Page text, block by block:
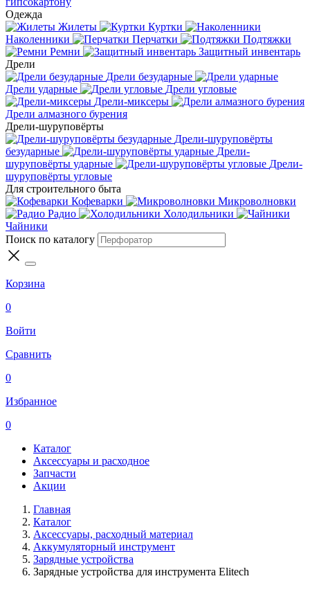
Одежда
Жилеты
Куртки
Наколенники
Перчатки
Подтяжки
Ремни
Защитный инвентарь
Дрели
Дрели безударные
Дрели ударные
Дрели угловые
Дрели-миксеры
Дрели алмазного бурения
Дрели-шуруповёрты
Дрели-шуруповёрты
безударные
Дрели-
шуруповёрты ударные
Дрели-
шуруповёрты угловые
Для строительного быта
Кофеварки
Микроволновки
Радио
Холодильники
Чайники
Поиск по каталогу
Корзина
0
Войти
Сравнить
0
Избранное
0
Каталог
Аксессуары и расходное
Запчасти
Акции
Главная
Каталог
Аксессуары, расходный материал
Аккумуляторный инструмент
Зарядные устройства
Зарядные устройства для инструмента Elitech